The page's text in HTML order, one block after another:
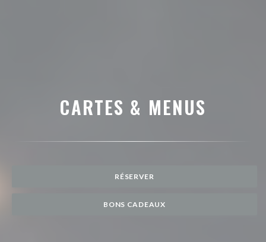
CARTES & MENUS
RÉSERVER
BONS CADEAUX